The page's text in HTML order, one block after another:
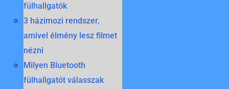
fülhallgatók
3 házimozi rendszer,
amivel élmény lesz filmet
nézni
Milyen Bluetooth
fülhallgatót válasszak